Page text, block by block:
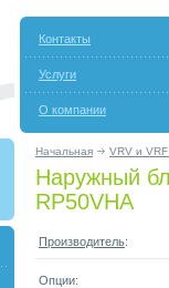
Контакты
Услуги
О компании
Начальная VRV и
Наружный
RP50VHA
Производитель:
Опции: